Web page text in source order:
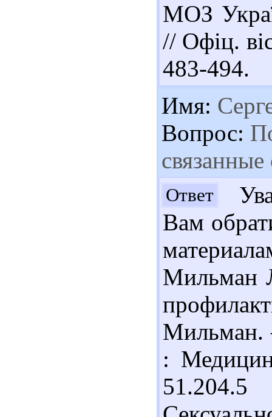
МОЗ
// Офіц.
483-494.
Имя:
Вопрос:
Ответ
Вам
Мильман
Мильман.
: